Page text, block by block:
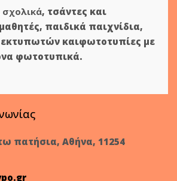
σχολικά, τσάντες και
, παιδικά παιχνίδια,
εκτυπωτών καιφωτοτυπίες με
φωτοτυπικά.
πατήσια, Αθήνα, 11254